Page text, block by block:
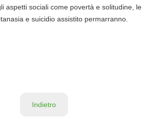
aspetti sociali come povertà e solitudine, le
e suicidio assistito permarranno.
Indietro